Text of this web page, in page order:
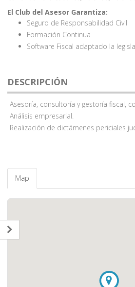
El Club del Asesor Garantiza:
Seguro de Responsabilidad Civil
Formación Continua
Software Fiscal adaptado la
DESCRIPCIÓN
Asesoría, consultoría y gestoría fiscal,
Análisis empresarial.
Realización de dictámenes periciales
Map